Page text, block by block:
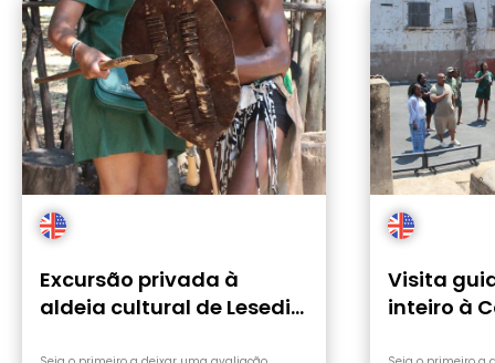
Excursão privada à
aldeia cultural de Lesedi
Visita
inteiro à